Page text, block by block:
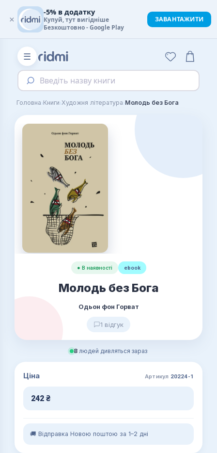
☰
Введіть назву книги
Головна›Книги›Художня література›Молодь без Бога
● В наявності ebook
Молодь без Бога
Одьон фон Горват
1 відгук
8 людей дивляться зараз
Ціна Артикул 20224-1
242 ₴
🚚 Відправка Новою поштою за 1–2 дні
×
-5% в додатку
Купуй, тут вигідніше
Безкоштовно - Google Play
ЗАВАНТАЖИТИ